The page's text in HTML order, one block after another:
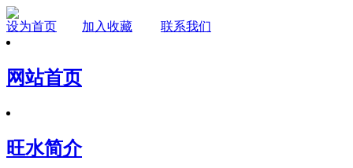
设为首页 加入收藏 联系我们
网站首页
旺水简介